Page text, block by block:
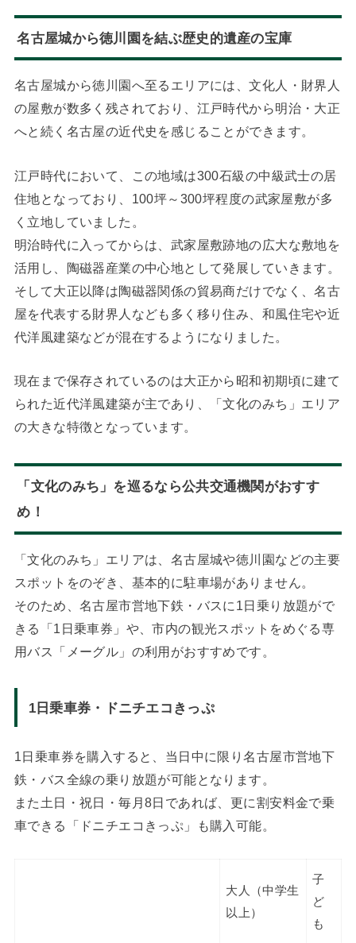
名古屋城から徳川園を結ぶ歴史的遺産の宝庫
名古屋城から徳川園へ至るエリアには、文化人・財界人
の屋敷が数多く残されており、江戸時代から明治・大正
へと続く名古屋の近代史を感じることができます。
江戸時代において、この地域は300石級の中級武士の居
住地となっており、100坪～300坪程度の武家屋敷が多
く立地していました。
明治時代に入ってからは、武家屋敷跡地の広大な敷地を
活用し、陶磁器産業の中心地として発展していきます。
そして大正以降は陶磁器関係の貿易商だけでなく、名古
屋を代表する財界人なども多く移り住み、和風住宅や近
代洋風建築などが混在するようになりました。
現在まで保存されているのは大正から昭和初期頃に建て
られた近代洋風建築が主であり、「文化のみち」エリア
の大きな特徴となっています。
「文化のみち」を巡るなら公共交通機関がおすす
め！
「文化のみち」エリアは、名古屋城や徳川園などの主要
スポットをのぞき、基本的に駐車場がありません。
そのため、名古屋市営地下鉄・バスに1日乗り放題がで
きる「1日乗車券」や、市内の観光スポットをめぐる専
用バス「メーグル」の利用がおすすめです。
1日乗車券・ドニチエコきっぷ
1日乗車券を購入すると、当日中に限り名古屋市営地下
鉄・バス全線の乗り放題が可能となります。
また土日・祝日・毎月8日であれば、更に割安料金で乗
車できる「ドニチエコきっぷ」も購入可能。
大人（中学生
以上）
子
ど
も